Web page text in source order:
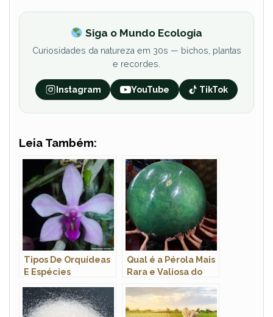
Siga o Mundo Ecologia
Curiosidades da natureza em 30s — bichos, plantas
e recordes.
Instagram YouTube TikTok
Leia Também:
Tipos De Orquídeas
E Espécies
Qual é a Pérola Mais
Rara e Valiosa do